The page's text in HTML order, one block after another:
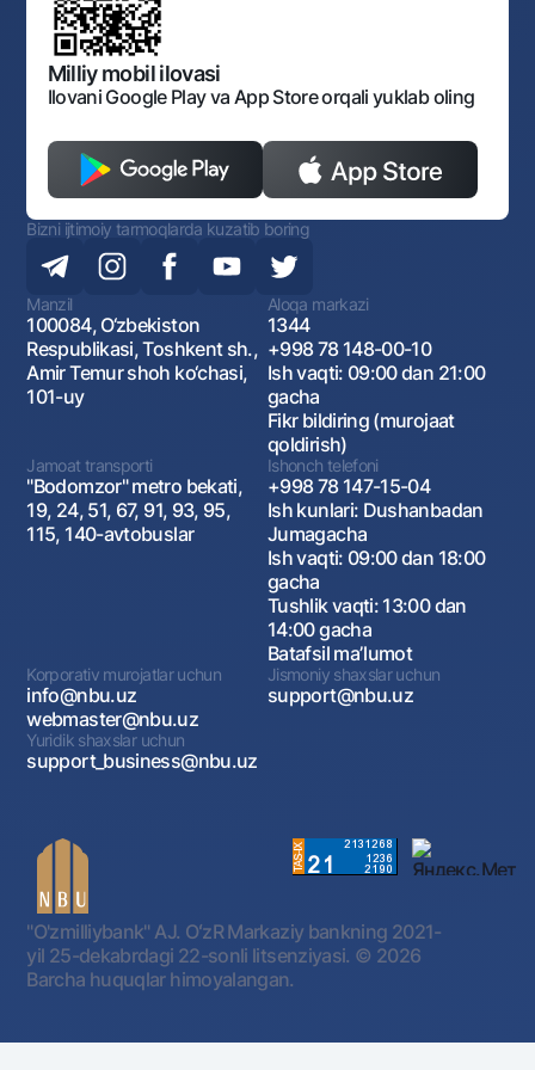
Bankining ish tartibi va rejimi
Ochiq ma'lumotlar
Monopoliyaga qarshi komplaens
Milliy mobil ilovasi
Ilovani Google Play va App Store orqali yuklab oling
Bizni ijtimoiy tarmoqlarda kuzatib boring
Manzil
100084, O‘zbekiston
Respublikasi, Toshkent sh.,
Amir Temur shoh ko‘chasi,
101-uy
Aloqa markazi
1344
+998 78 148-00-10
Ish vaqti: 09:00 dan 21:00
gacha
Fikr bildiring (murojaat
qoldirish)
Jamoat transporti
"Bodomzor" metro bekati,
19, 24, 51, 67, 91, 93, 95,
115, 140-avtobuslar
Ishonch telefoni
+998 78 147-15-04
Ish kunlari: Dushanbadan
Jumagacha
Ish vaqti: 09:00 dan 18:00
gacha
Tushlik vaqti: 13:00 dan
14:00 gacha
Batafsil maʼlumot
Korporativ murojatlar uchun
info@nbu.uz
webmaster@nbu.uz
Jismoniy shaxslar uchun
support@nbu.uz
Yuridik shaxslar uchun
support_business@nbu.uz
"O'zmilliybank" AJ. OʻzR Markaziy bankning 2021-
yil 25-dekabrdagi 22-sonli litsenziyasi. © 2026
Barcha huquqlar himoyalangan.